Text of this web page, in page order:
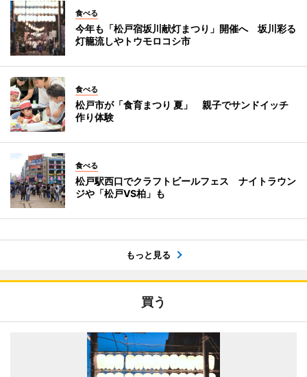
食べる
今年も「松戸宿坂川献灯まつり」開催へ 坂川彩る
灯籠流しやトウモロコシ市
食べる
松戸市が「食育まつり 夏」 親子でサンドイッチ
作り体験
食べる
松戸駅西口でクラフトビールフェス ナイトラウン
ジや「松戸VS柏」も
もっと見る
買う